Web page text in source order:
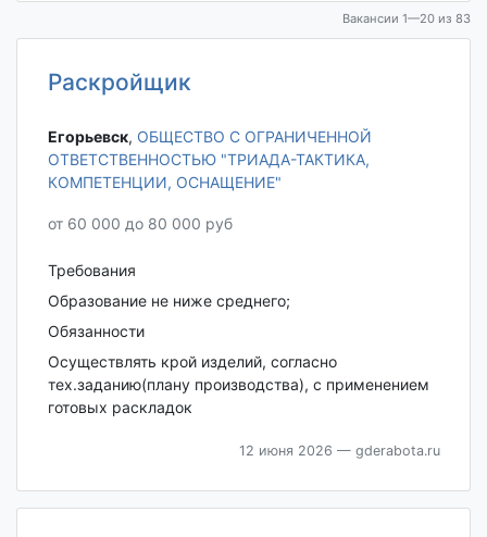
Вакансии 1—20 из 83
Раскройщик
Егорьевск‎, ОБЩЕСТВО С ОГРАНИЧЕННОЙ
ОТВЕТСТВЕННОСТЬЮ "ТРИАДА-ТАКТИКА,
КОМПЕТЕНЦИИ, ОСНАЩЕНИЕ"
от 60 000 до 80 000 руб
Требования
Образование не ниже среднего;
Обязанности
Осуществлять крой изделий, согласно
тех.заданию(плану производства), с применением
готовых раскладок
12 июня 2026 — gderabota.ru